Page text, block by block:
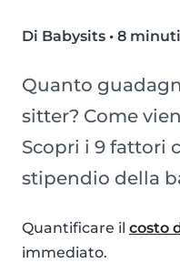
Di Babysits • 8
Quanto
sitter? Come
Scopri i 9 fattori
stipendio della
Quantificare il costo
immediato.